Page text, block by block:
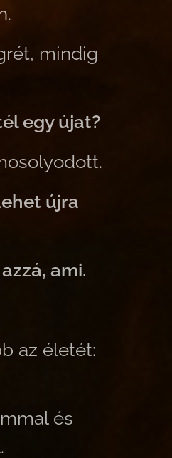
mindig
egy újat?
újra
ami.
az életét:
és